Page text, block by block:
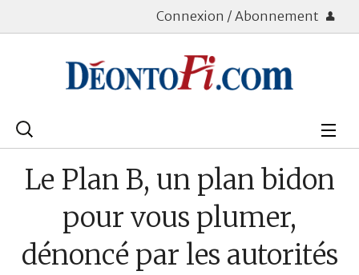
Connexion / Abonnement
Rechercher
Déontologie
Placements
Le Plan B, un plan bidon
pour vous plumer,
dénoncé par les autorités